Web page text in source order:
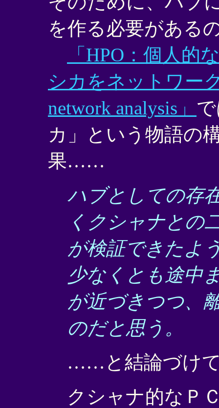
を作る必要がある
「HPO：個人
シカをネットワー
network analysis」
カ」という物語の
果……
ハブとしての存
くクシャナとの
が検証できたよ
少なくとも途中
が近づきつつ、
のだと思う。
……と結論づけて
クシャナ的なＰ